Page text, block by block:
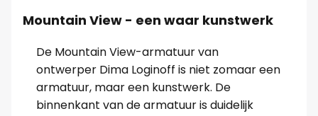
Mountain View - een waar kunstwerk
De Mountain View-armatuur van
ontwerper Dima Loginoff is niet zomaar een
armatuur, maar een kunstwerk. De
binnenkant van de armatuur is duidelijk